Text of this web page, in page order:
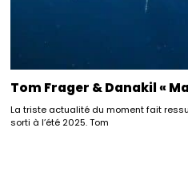
Tom Frager & Danakil «
La triste actualité du moment fait
sorti à l’été 2025. Tom